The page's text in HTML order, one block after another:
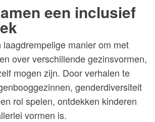
een inclusief
laagdrempelige manier om met
over verschillende gezinsvormen,
mogen zijn. Door verhalen te
genderdiversiteit
rol spelen, ontdekken kinderen
vormen is.